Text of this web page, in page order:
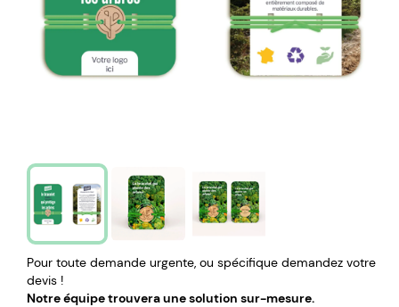
Pour toute demande urgente, ou spécifique demandez votre
devis !
Notre équipe trouvera une solution sur-mesure.